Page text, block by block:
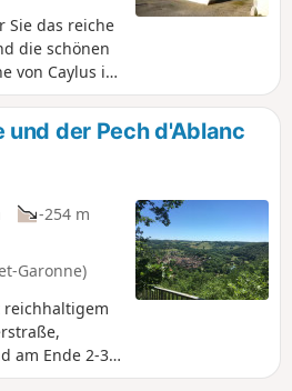
Sie das reiche
die schönen
von Caylus im
erfolgt
da es keine
ist
außer
und der Pech d'Ablanc
-254 m
Garonne)
reichhaltigem
am Ende 2-3